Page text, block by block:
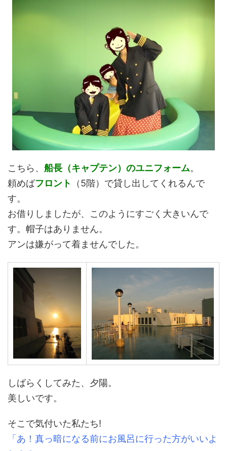
こちら、 船長（キャプテン）のユニフォーム。
頼めばフロント
（5階）で貸し出してくれるんで
す。
お借りしましたが、このようにすごく大きいんで
す。帽子はありません。
アンは嫌がって着ませんでした。
しばらくしてみた、夕陽。
美しいです。
そこで気付いた私たち!
「あ！真っ暗になる前にお風呂に行った方がいいよ